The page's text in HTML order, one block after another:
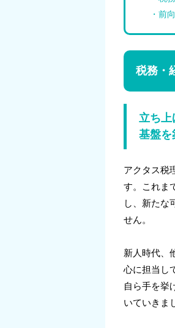
前
税務・
立ち
基盤を
アクタス税
す。これま
し、新たな
せん。
新人時代、
心に担当し
自ら手を挙
いていきま